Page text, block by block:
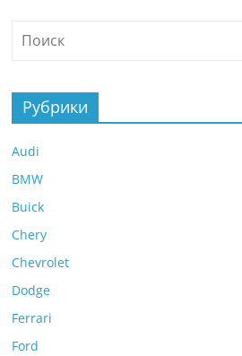
Рубрики
Audi
BMW
Buick
Chery
Chevrolet
Dodge
Ferrari
Ford